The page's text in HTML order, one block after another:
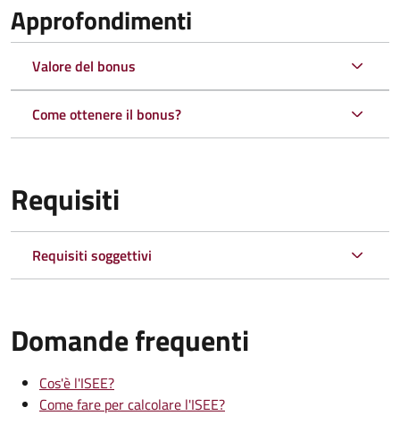
Approfondimenti
Valore del bonus
Come ottenere il bonus?
Requisiti
Requisiti soggettivi
Domande frequenti
Cos'è l'ISEE?
Come fare per calcolare l'ISEE?